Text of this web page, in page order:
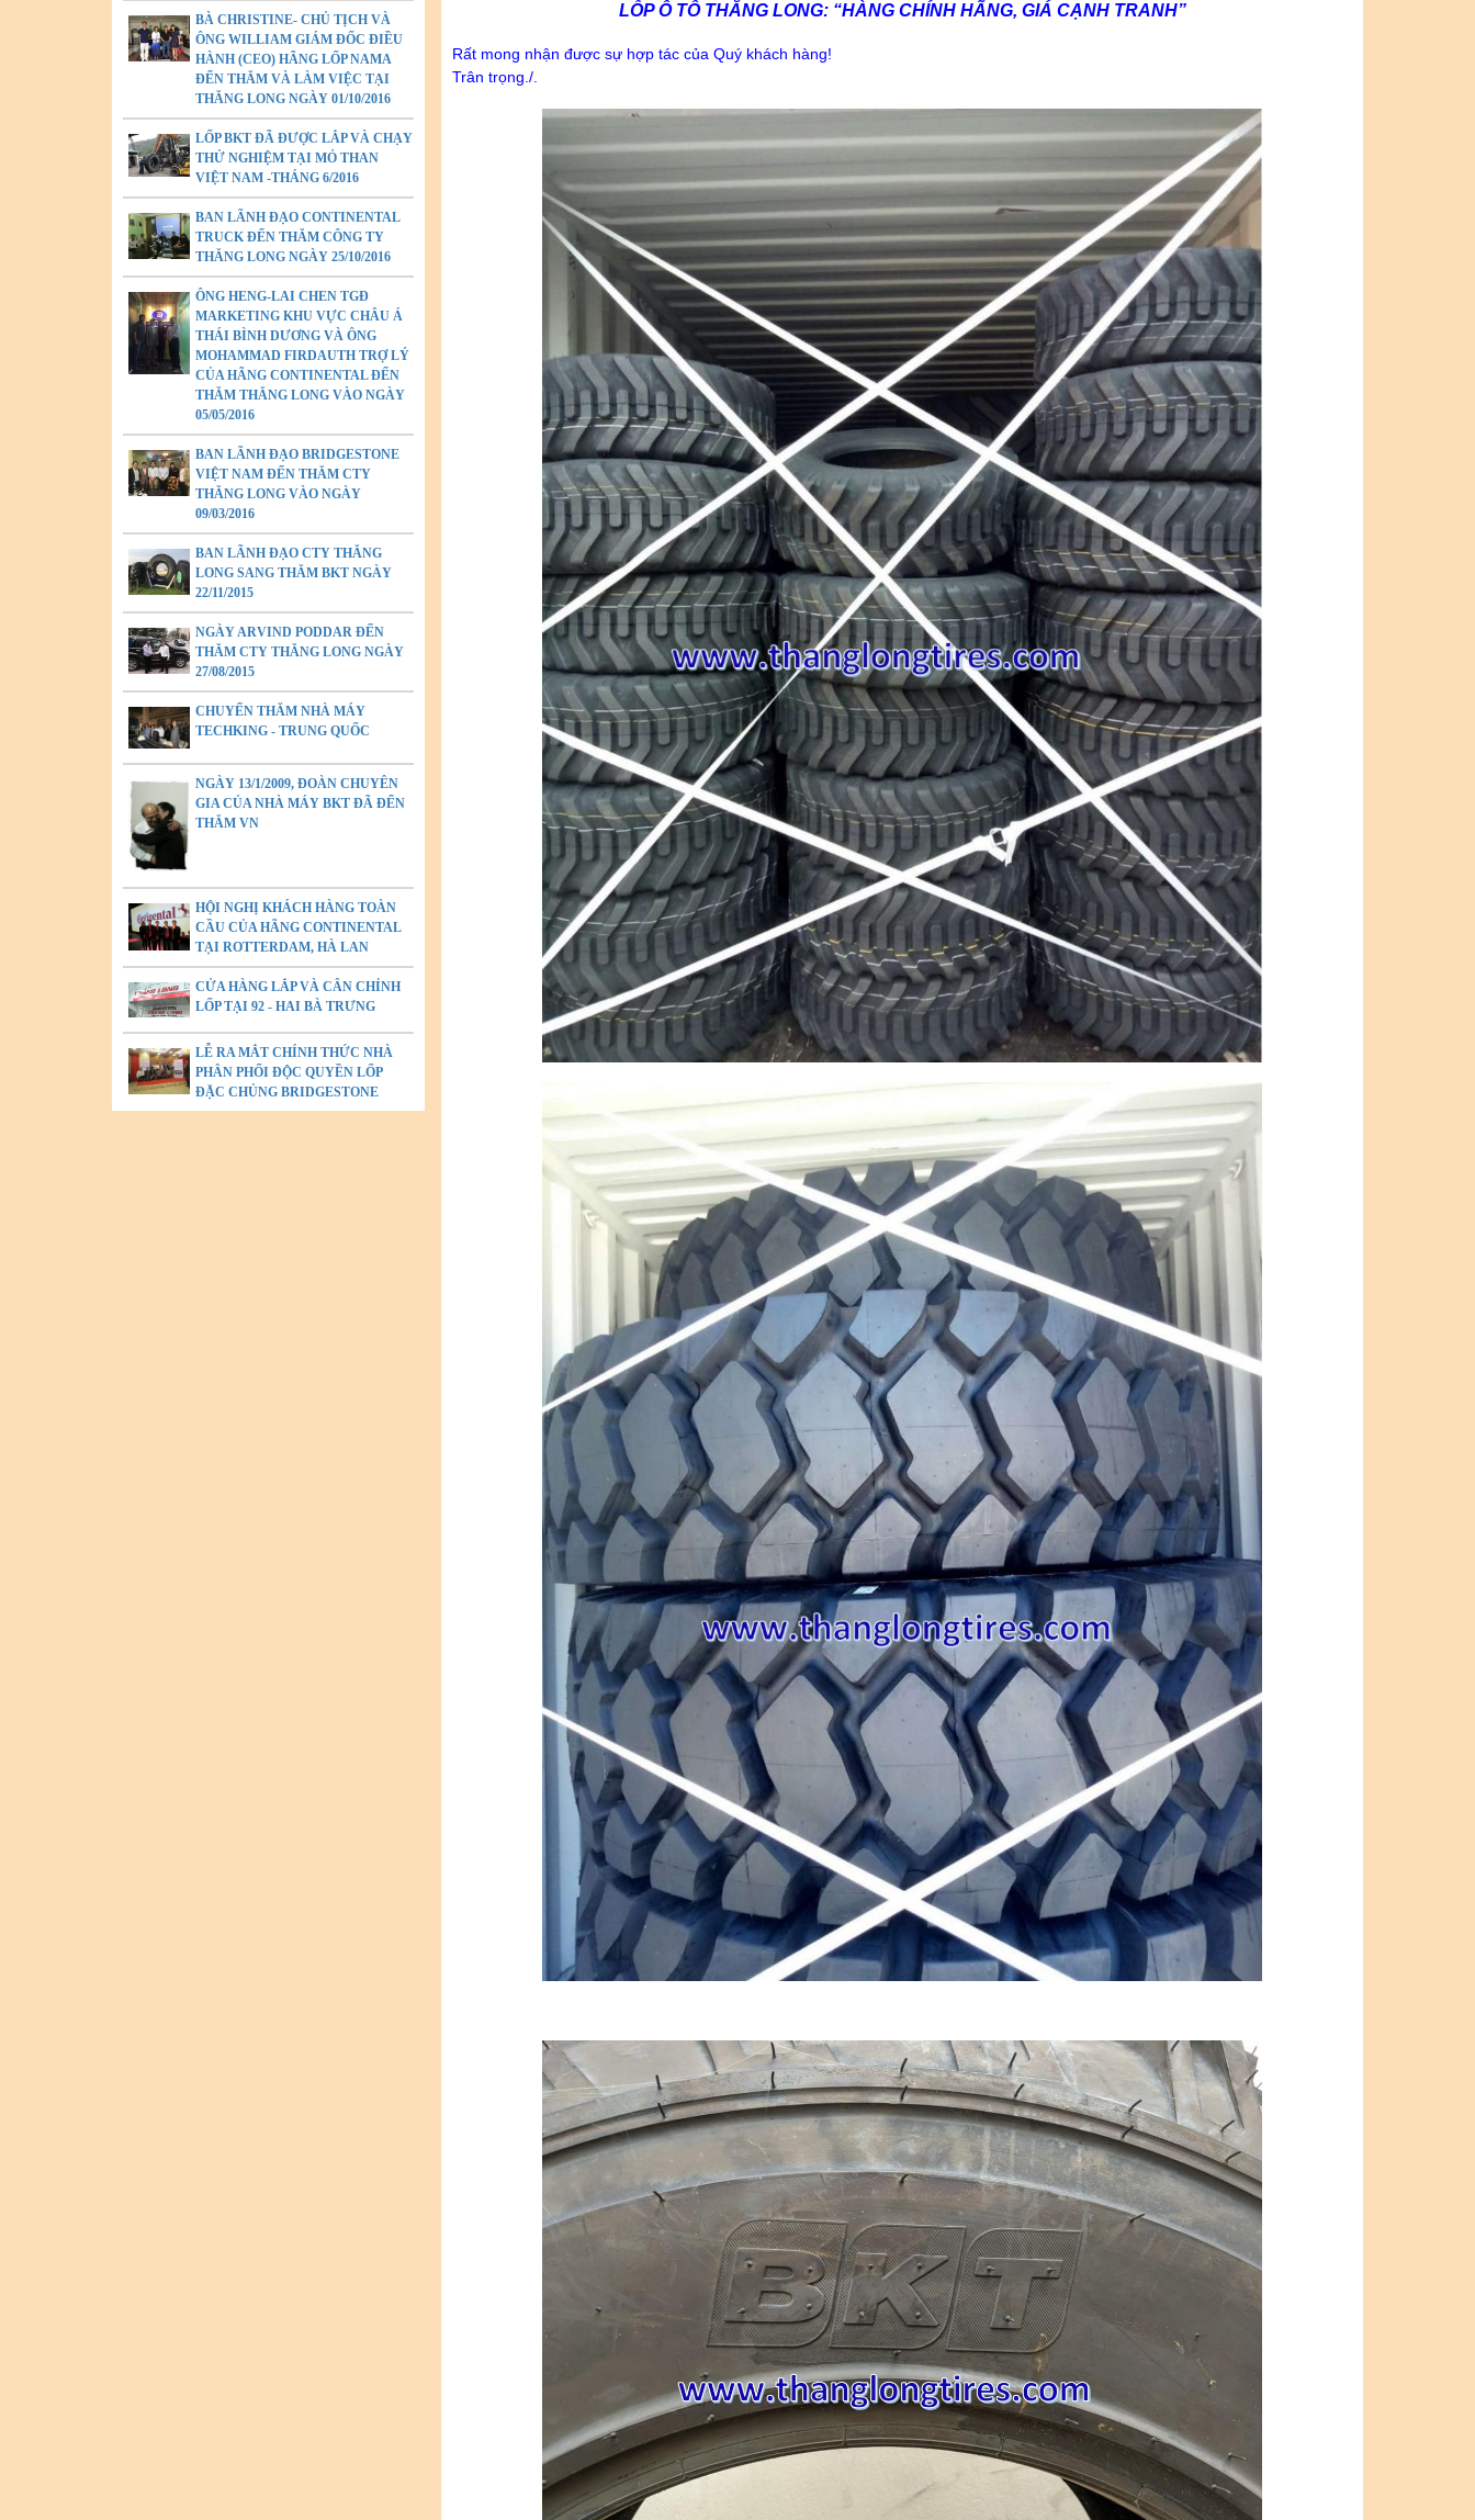
BÀ CHRISTINE- CHỦ TỊCH VÀ
ÔNG WILLIAM GIÁM ĐỐC ĐIỀU
HÀNH (CEO) HÃNG LỐP NAMA
ĐẾN THĂM VÀ LÀM VIỆC TẠI
THĂNG LONG NGÀY 01/10/2016
LỐP BKT ĐÃ ĐƯỢC LẮP VÀ CHẠY
THỬ NGHIỆM TẠI MỎ THAN
VIỆT NAM -THÁNG 6/2016
BAN LÃNH ĐẠO CONTINENTAL
TRUCK ĐẾN THĂM CÔNG TY
THĂNG LONG NGÀY 25/10/2016
ÔNG HENG-LAI CHEN TGĐ
MARKETING KHU VỰC CHÂU Á
THÁI BÌNH DƯƠNG VÀ ÔNG
MOHAMMAD FIRDAUTH TRỢ LÝ
CỦA HÃNG CONTINENTAL ĐẾN
THĂM THĂNG LONG VÀO NGÀY
05/05/2016
BAN LÃNH ĐẠO BRIDGESTONE
VIỆT NAM ĐẾN THĂM CTY
THĂNG LONG VÀO NGÀY
09/03/2016
BAN LÃNH ĐẠO CTY THĂNG
LONG SANG THĂM BKT NGÀY
22/11/2015
NGÀY ARVIND PODDAR ĐẾN
THĂM CTY THĂNG LONG NGÀY
27/08/2015
CHUYẾN THĂM NHÀ MÁY
TECHKING - TRUNG QUỐC
NGÀY 13/1/2009, ĐOÀN CHUYÊN
GIA CỦA NHÀ MÁY BKT ĐÃ ĐẾN
THĂM VN
HỘI NGHỊ KHÁCH HÀNG TOÀN
CẦU CỦA HÃNG CONTINENTAL
TẠI ROTTERDAM, HÀ LAN
CỬA HÀNG LẮP VÀ CÂN CHỈNH
LỐP TẠI 92 - HAI BÀ TRƯNG
LỄ RA MẮT CHÍNH THỨC NHÀ
PHÂN PHỐI ĐỘC QUYỀN LỐP
ĐẶC CHỦNG BRIDGESTONE
LỐP Ô TÔ THĂNG LONG: “HÀNG CHÍNH HÃNG, GIÁ CẠNH TRANH”
Rất mong nhận được sự hợp tác của Quý khách hàng!
Trân trọng./.